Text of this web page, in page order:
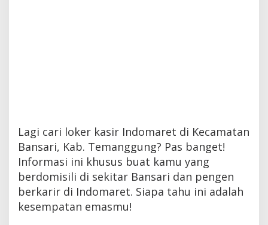
Lagi cari loker kasir Indomaret di Kecamatan
Bansari, Kab. Temanggung? Pas banget!
Informasi ini khusus buat kamu yang
berdomisili di sekitar Bansari dan pengen
berkarir di Indomaret. Siapa tahu ini adalah
kesempatan emasmu!